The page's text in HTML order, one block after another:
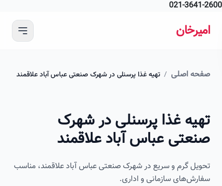
021-
اصلی / تهیه غذا پرسنلی در شهرک صنعتی عباس آباد علاقمند
غذا پرسنلی در شهرک
عباس آباد علاقمند
گرم و سریع در شهرک صنعتی عباس آباد علاقمند، مناسب
سازمانی و اداری.
تصویر این صفحه به زودی اضافه می‌شود